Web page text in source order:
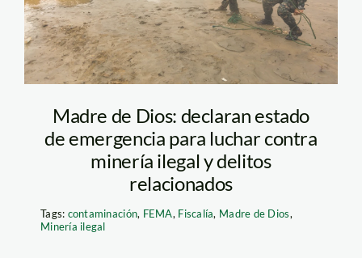
Madre de Dios: declaran estado
de emergencia para luchar contra
minería ilegal y delitos
relacionados
Tags: contaminación, FEMA, Fiscalía, Madre de Dios,
Minería ilegal